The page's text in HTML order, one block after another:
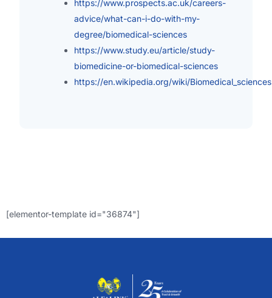
https://www.prospects.ac.uk/careers-
advice/what-can-i-do-with-my-
degree/biomedical-sciences
https://www.study.eu/article/study-
biomedicine-or-biomedical-sciences
https://en.wikipedia.org/wiki/Biomedical_sciences
[elementor-template id="36874"]